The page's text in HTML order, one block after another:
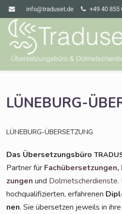
info@traduset.de +49 40 855
LÜNEBURG-
LÜNEBURG-ÜBERSETZUNG
Das Über­set­zungs­bü­ro
Part­ner für Fach­über­set­zun­gen,
zun­gen und Dol­met­scher­diens­te.
hoch­qua­li­fi­zier­ten, erfah­re­nen
nen. Sie über­set­zen jeweils in ihre